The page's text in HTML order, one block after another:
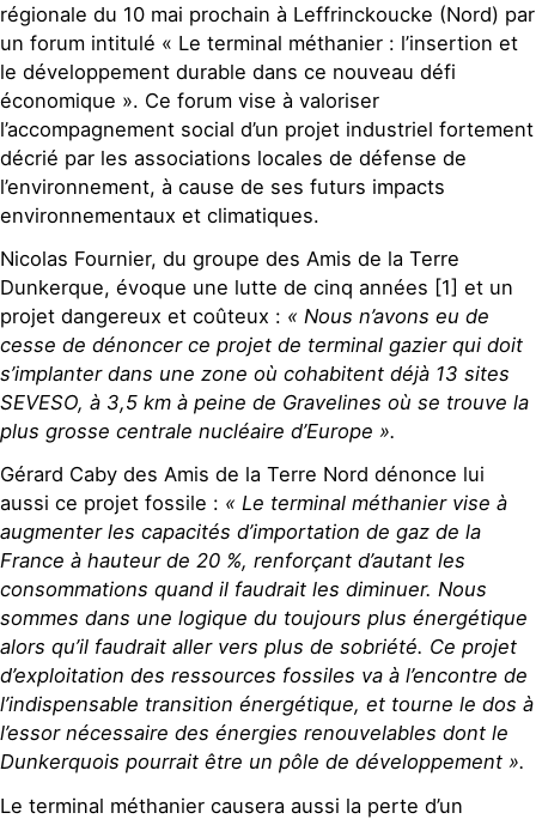
régionale du 10 mai prochain à Leffrinckoucke (Nord) par
un forum intitulé « Le terminal méthanier : l’insertion et
le développement durable dans ce nouveau défi
économique ». Ce forum vise à valoriser
l’accompagnement social d’un projet industriel fortement
décrié par les associations locales de défense de
l’environnement, à cause de ses futurs impacts
environnementaux et climatiques.
Nicolas Fournier, du groupe des Amis de la Terre
Dunkerque, évoque une lutte de cinq années [1] et un
projet dangereux et coûteux : « Nous n’avons eu de
cesse de dénoncer ce projet de terminal gazier qui doit
s’implanter dans une zone où cohabitent déjà 13 sites
SEVESO, à 3,5 km à peine de Gravelines où se trouve la
plus grosse centrale nucléaire d’Europe ».
Gérard Caby des Amis de la Terre Nord dénonce lui
aussi ce projet fossile : « Le terminal méthanier vise à
augmenter les capacités d’importation de gaz de la
France à hauteur de 20 %, renforçant d’autant les
consommations quand il faudrait les diminuer. Nous
sommes dans une logique du toujours plus énergétique
alors qu’il faudrait aller vers plus de sobriété. Ce projet
d’exploitation des ressources fossiles va à l’encontre de
l’indispensable transition énergétique, et tourne le dos à
l’essor nécessaire des énergies renouvelables dont le
Dunkerquois pourrait être un pôle de développement ».
Le terminal méthanier causera aussi la perte d’un